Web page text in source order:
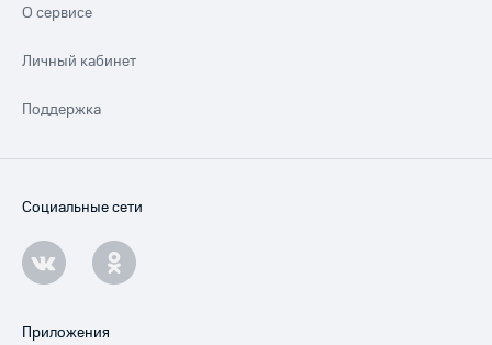
О сервисе
Личный кабинет
Поддержка
Социальные сети
Приложения